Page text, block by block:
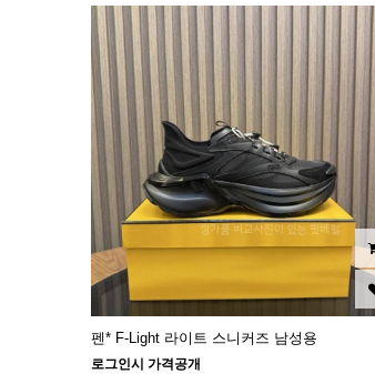
펜* F-Light 라이트 스니커즈 남성용
로그인시 가격공개